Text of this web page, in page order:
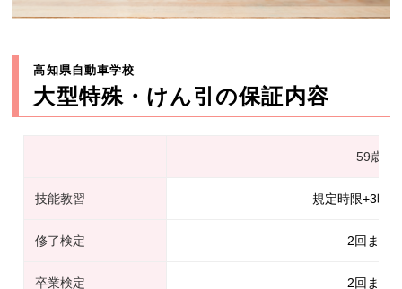
高知県自動車学校
大型特殊・けん引の保証内容
59歳以
技能教習 規定時限+3時
修了検定 2回まで
卒業検定 2回まで